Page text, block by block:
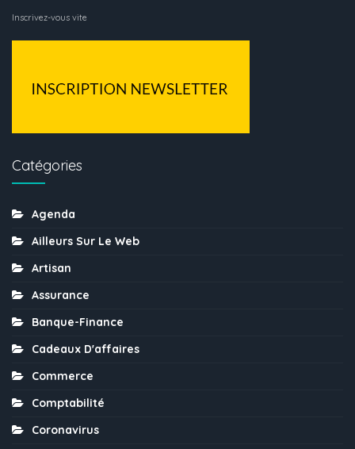
Inscrivez-vous vite
Catégories
Agenda
Ailleurs Sur Le Web
Artisan
Assurance
Banque-Finance
Cadeaux D'affaires
Commerce
Comptabilité
Coronavirus